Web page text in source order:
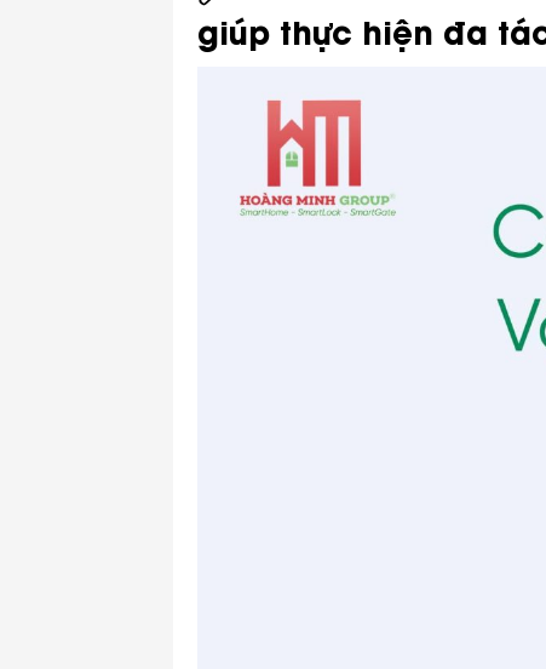
giúp thực hiện đa